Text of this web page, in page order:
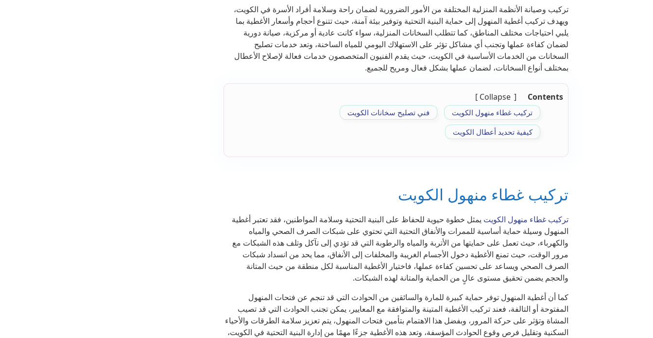
تركيب وصيانة الأنظمة المنزلية المختلفة من الأمور الضرورية لضمان راحة وسلامة أفراد الأسرة في الكويت،
ويهدف تركيب أغطية المنهول إلى حماية البنية التحتية وتوفير بيئة آمنة، حيث تتنوع أحجام وأسعار الأغطية بما
يلبي احتياجات مختلف المناطق، كما تتطلب السخانات المنزلية، سواء كانت عادية أو مركزية، صيانة دورية
لضمان كفاءة عملها وتجنب أي مشاكل تؤثر على الاستهلاك اليومي للمياه الساخنة، وتعد خدمات تصليح
السخانات من الخدمات الأساسية في الكويت، حيث يقدم الفنيون المتخصصون خدمات فعالة لإصلاح الأعطال
بمختلف أنواع السخانات، لضمان عملها بشكل فعال ومريح للجميع.
Contents
Collapse
تركيب غطاء منهول الكويت
فني تصليح سخانات الكويت
كيفية تحديد أعطال الكويت
تركيب غطاء منهول الكويت
تركيب غطاء منهول الكويت يمثل خطوة حيوية للحفاظ على البنية التحتية وسلامة المواطنين، فقد تعتبر أغطية
المنهول وسيلة حماية أساسية للممرات والأنفاق التحتية التي تحتوي على شبكات الصرف الصحي والمياه
والكهرباء، حيث تعمل على حمايتها من الأتربة والمياه والرطوبة التي قد تؤدي إلى تآكل وتلف هذه الشبكات مع
مرور الوقت، حيث تمنع الأغطية دخول الأجسام الغريبة والمخلفات إلى الأنفاق، مما يحد من انسداد شبكات
الصرف الصحي ويساعد على تحسين كفاءة عملها، فاختيار الأغطية المناسبة لكل منطقة من حيث المتانة
والحجم يضمن تحقيق مستوى عالٍ من الحماية والمتانة لهذه الشبكات.
كما أن أغطية المنهول توفر حماية كبيرة للمارة والسائقين من الحوادث التي قد تنجم عن فتحات المنهول
المفتوحة أو التالفة، فعند تركيب الأغطية المتينة والمتوافقة مع المعايير، يمكن تجنب الحوادث التي قد تصيب
المشاة وتؤثر على حركة المرور، وبفضل هذا الاهتمام بتأمين فتحات المنهول، يتم تعزيز سلامة الطرقات والأحياء
السكنية وتقليل فرص وقوع الحوادث المؤسفة، وتعد هذه الأغطية جزءًا مهمًا من إدارة البنية التحتية في الكويت،